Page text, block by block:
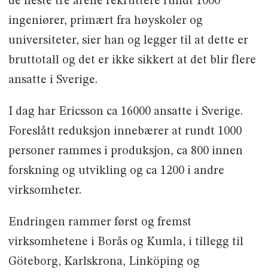
ingeniører, primært fra høyskoler og
universiteter, sier han og legger til at dette er
bruttotall og det er ikke sikkert at det blir flere
ansatte i Sverige.
I dag har Ericsson ca 16000 ansatte i Sverige.
Foreslått reduksjon innebærer at rundt 1000
personer rammes i produksjon, ca 800 innen
forskning og utvikling og ca 1200 i andre
virksomheter.
Endringen rammer først og fremst
virksomhetene i Borås og Kumla, i tillegg til
Göteborg, Karlskrona, Linköping og